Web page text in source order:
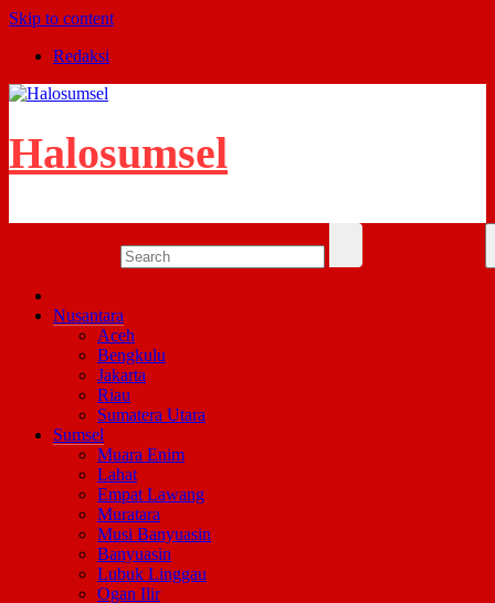
Skip to content
Redaksi
Halosumsel
Nusantara
Aceh
Bengkulu
Jakarta
Riau
Sumatera Utara
Sumsel
Muara Enim
Lahat
Empat Lawang
Muratara
Musi Banyuasin
Banyuasin
Lubuk Linggau
Ogan Ilir